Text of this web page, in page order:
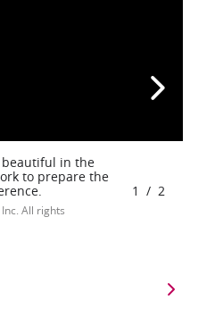
beautiful in the
to prepare the
All rights
1 / 2